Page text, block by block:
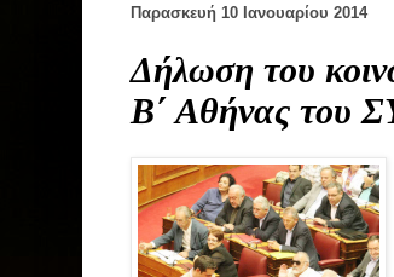
Παρασκευή 10 Ιανουαρίου 2014
Δήλωση του
Β΄ Αθήνας του